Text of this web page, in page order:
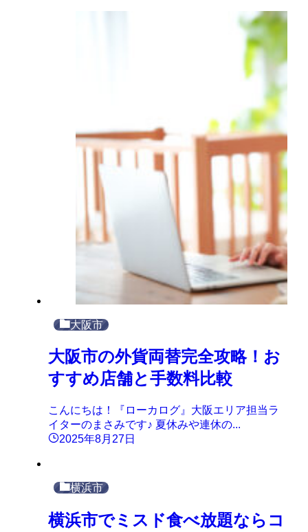
大阪市
大阪市の外貨両替完全攻略！お
すすめ店舗と手数料比較
こんにちは！『ローカログ』大阪エリア担当ラ
イターのまさみです♪ 夏休みや連休の...
2025年8月27日
横浜市
横浜市でミスド食べ放題ならコ